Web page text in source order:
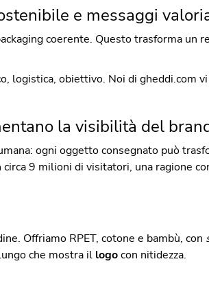
e messaggi
coerente. Questo trasforma un
logistica, obiettivo. Noi di gheddi.com
la visibilità del
ogni oggetto consegnato può
9 milioni di visitatori, una ragione
Offriamo RPET, cotone e bambù, con
che mostra il logo con nitidezza.